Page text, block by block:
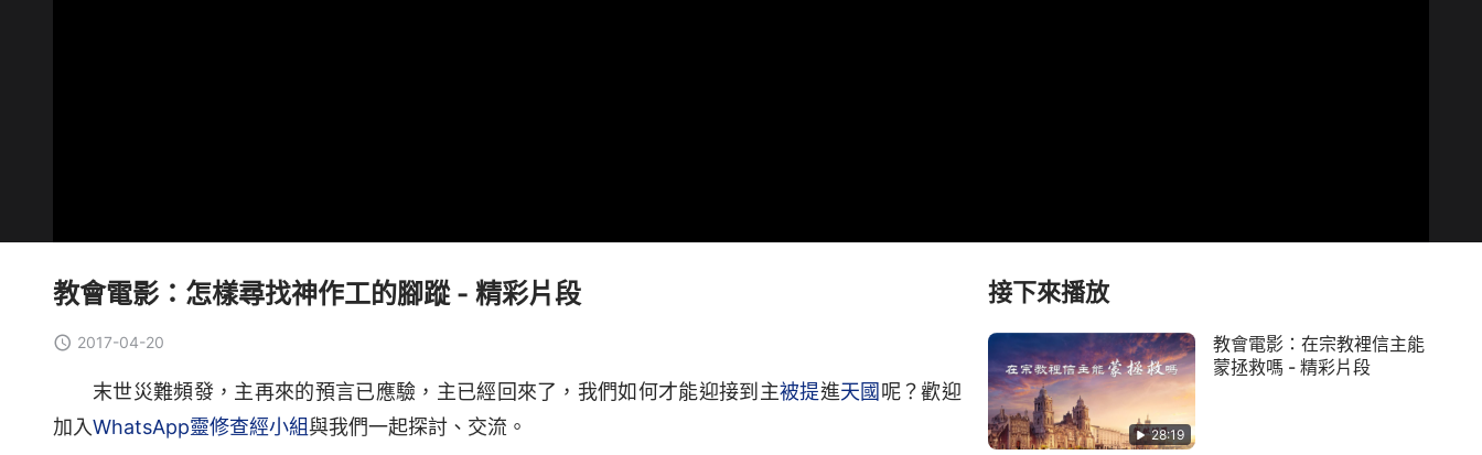
教會電影：怎樣尋找神作工的腳蹤 - 精彩片段
2017-04-20
末世災難頻發，主再來的預言已應驗，主已經回來了，我們如何才能迎接到主被提進天國 呢？歡迎
加入WhatsApp靈修查經小組與我們一起探討、交流。
接下來播放
28:19
教會電影：在宗教裡信主能
蒙拯救嗎 - 精彩片段